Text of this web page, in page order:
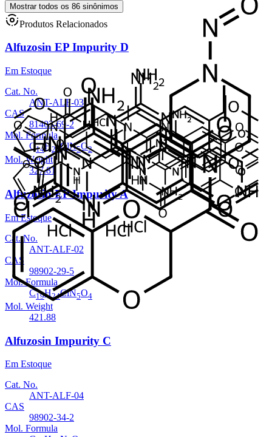
Mostrar todos os 86 sinônimos
Produtos Relacionados
Alfuzosin EP Impurity D
Em Estoque
Cat. No.
ANT-ALF-03
CAS
81403-69-2
Mol. Formula
C14 H 22 ClN5O2
Mol. Weight
327.81
Alfuzosin EP Impurity A
Em Estoque
Cat. No.
ANT-ALF-02
CAS
98902-29-5
Mol. Formula
C19H24ClN5O4
Mol. Weight
421.88
Alfuzosin Impurity C
Em Estoque
Cat. No.
ANT-ALF-04
CAS
98902-34-2
Mol. Formula